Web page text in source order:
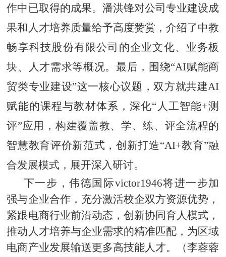
作中已取得的成果。潘洪锋对公司专业建设成
果和人才培养质量给予高度赞赏，介绍了中教
畅享科技股份有限公司的企业文化、业务板
块、人才需求等概况。最后，围绕“AI赋能商
贸类专业建设”这一核心议题，双方就共建AI
赋能的课程与教材体系，深化“人工智能+测
评”应用，构建覆盖教、学、练、评全流程的
智慧教育评价新范式，创新打造“AI+教育”融
合发展模式，展开深入研讨。
下一步，伟德国际victor1946将进一步加
强与企业合作，充分激活校企双方资源优势，
紧跟电商行业前沿动态，创新协同育人模式，
推动人才培养与企业需求的精准匹配，为区域
电商产业发展输送更多高技能人才。（李蓉蓉